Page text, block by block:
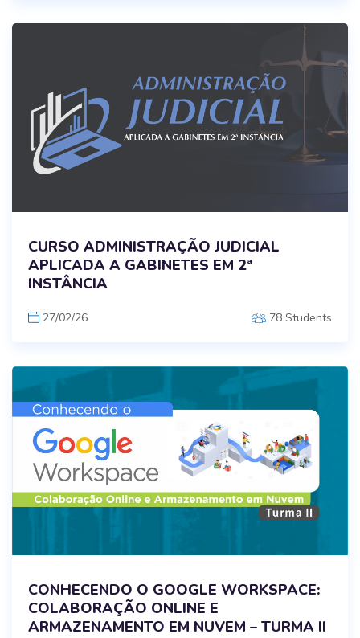
CURSO ADMINISTRAÇÃO JUDICIAL
APLICADA A GABINETES EM 2ª
INSTÂNCIA
27/02/26 78 Students
CONHECENDO O GOOGLE WORKSPACE:
COLABORAÇÃO ONLINE E
ARMAZENAMENTO EM NUVEM – TURMA II